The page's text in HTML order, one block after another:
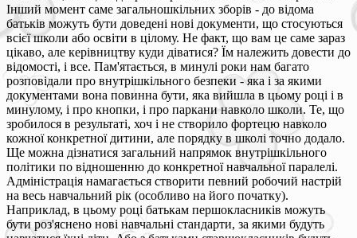
Інший момент саме загальношкільних зборів - до відома
батьків можуть бути доведені нові документи, що стосуються
всієї школи або освіти в цілому. Не факт, що вам це саме зараз
цікаво, але керівництву куди діватися? Їм належить довести до
відомості, і все. Пам'ятається, в минулі роки нам багато
розповідали про внутрішкільного безпеки - яка і за якими
документами вона повинна бути, яка вийшла в цьому році і в
минулому, і про кнопки, і про паркани навколо школи. Те, що
зробилося в результаті, хоч і не створило фортецю навколо
кожної конкретної дитини, але порядку в школі точно додало.
Ще можна дізнатися загальний напрямок внутрішкільного
політики по відношенню до конкретної навчальної паралелі.
Адміністрація намагається створити певний робочий настрій
на весь навчальний рік (особливо на його початку).
Наприклад, в цьому році батькам першокласників можуть
бути роз'яснено нові навчальні стандарти, за якими будуть